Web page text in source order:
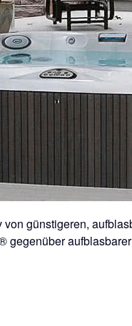
günstigeren,
gegenüber